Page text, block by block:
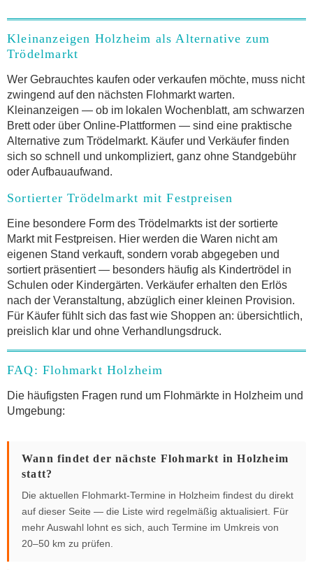
Kleinanzeigen Holzheim als Alternative zum
Trödelmarkt
Wer Gebrauchtes kaufen oder verkaufen möchte, muss nicht
zwingend auf den nächsten Flohmarkt warten.
Kleinanzeigen — ob im lokalen Wochenblatt, am schwarzen
Brett oder über Online-Plattformen — sind eine praktische
Alternative zum Trödelmarkt. Käufer und Verkäufer finden
sich so schnell und unkompliziert, ganz ohne Standgebühr
oder Aufbauaufwand.
Sortierter Trödelmarkt mit Festpreisen
Eine besondere Form des Trödelmarkts ist der sortierte
Markt mit Festpreisen. Hier werden die Waren nicht am
eigenen Stand verkauft, sondern vorab abgegeben und
sortiert präsentiert — besonders häufig als Kindertrödel in
Schulen oder Kindergärten. Verkäufer erhalten den Erlös
nach der Veranstaltung, abzüglich einer kleinen Provision.
Für Käufer fühlt sich das fast wie Shoppen an: übersichtlich,
preislich klar und ohne Verhandlungsdruck.
FAQ: Flohmarkt Holzheim
Die häufigsten Fragen rund um Flohmärkte in Holzheim und
Umgebung:
Wann findet der nächste Flohmarkt in Holzheim
statt?
Die aktuellen Flohmarkt-Termine in Holzheim findest du direkt
auf dieser Seite — die Liste wird regelmäßig aktualisiert. Für
mehr Auswahl lohnt es sich, auch Termine im Umkreis von
20–50 km zu prüfen.